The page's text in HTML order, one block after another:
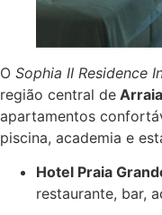
O Sophia II Residence
região central de
apartamentos
piscina, academia e
Hotel Praia
restaurante, bar,